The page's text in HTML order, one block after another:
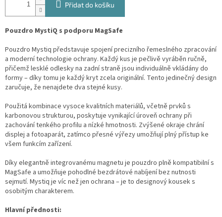
Přidat do košíku
Pouzdro MystiQ s podporu MagSafe
Pouzdro Mystiq představuje spojení precizního řemeslného zpracování
a moderní technologie ochrany. Každý kus je pečlivě vyráběn ručně,
přičemž lesklé odlesky na zadní straně jsou individuálně vkládány do
formy – díky tomu je každý kryt zcela originální. Tento jedinečný design
zaručuje, že nenajdete dva stejné kusy.
Použitá kombinace vysoce kvalitních materiálů, včetně prvků s
karbonovou strukturou, poskytuje vynikající úroveň ochrany při
zachování tenkého profilu a nízké hmotnosti. Zvýšené okraje chrání
displej a fotoaparát, zatímco přesné výřezy umožňují plný přístup ke
všem funkcím zařízení.
Díky elegantně integrovanému magnetu je pouzdro plně kompatibilní s
MagSafe a umožňuje pohodlné bezdrátové nabíjení bez nutnosti
sejmutí. Mystiq je víc než jen ochrana – je to designový kousek s
osobitým charakterem.
Hlavní přednosti: